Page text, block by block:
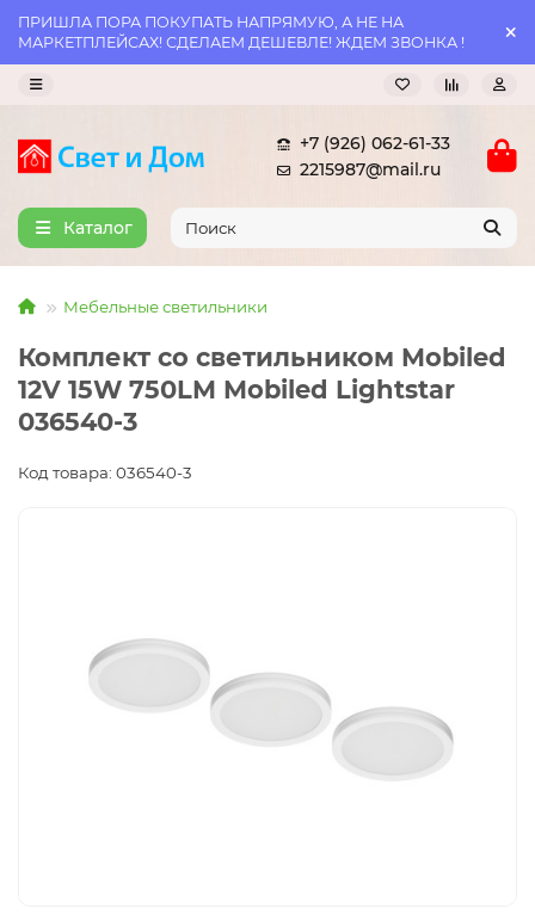
ПРИШЛА ПОРА ПОКУПАТЬ НАПРЯМУЮ, А НЕ НА
МАРКЕТПЛЕЙСАХ! СДЕЛАЕМ ДЕШЕВЛЕ! ЖДЕМ ЗВОНКА !
+7 (926) 062-61-33
2215987@mail.ru
Каталог
Мебельные светильники
Комплект со светильником Mobiled
12V 15W 750LM Mobiled Lightstar
036540-3
Код товара: 036540-3